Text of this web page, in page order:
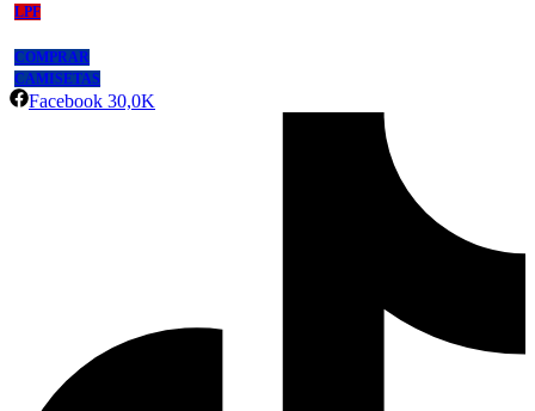
LPF
COMPRAR
CAMISETAS
Facebook 30,0K